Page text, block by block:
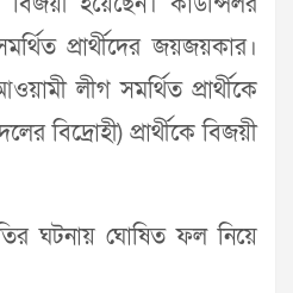
প্রার্থীদের জয়জয়কার।
লীগ সমর্থিত প্রার্থীকে
বিদ্রোহী) প্রার্থীকে বিজয়ী
ঘটনায় ঘোষিত ফল নিয়ে